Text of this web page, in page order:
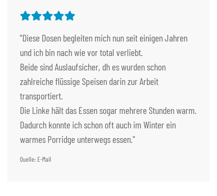
"Diese Dosen begleiten mich nun seit einigen Jahren
und ich bin nach wie vor total verliebt.
Beide sind Auslaufsicher, dh es wurden schon
zahlreiche flüssige Speisen darin zur Arbeit
transportiert.
Die Linke hält das Essen sogar mehrere Stunden warm.
Dadurch konnte ich schon oft auch im Winter ein
warmes Porridge unterwegs essen."
Quelle: E-Mail